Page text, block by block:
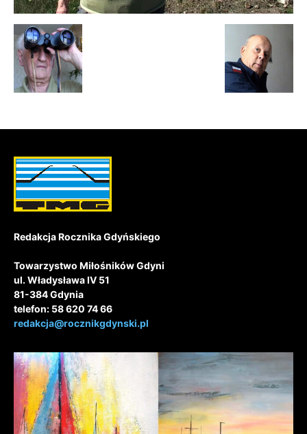
Redakcja Rocznika Gdyńskiego
Towarzystwo Miłośników Gdyni
ul. Władysława IV 51
81-384 Gdynia
telefon: 58 620 74 66
redakcja@rocznikgdynski.pl